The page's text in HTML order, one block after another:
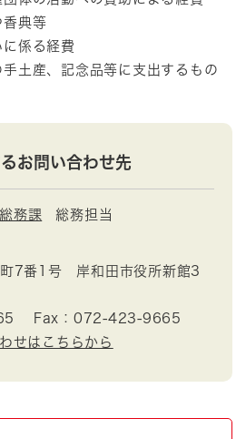
典等
係る経費
土産、記念品等に支出するもの
お問い合わせ先
務課 総務担当
町7番1号 岸和田市役所新館3
Fax：072-423-9665
せはこちらから